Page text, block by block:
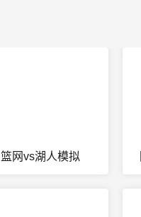
篮网vs湖人模拟